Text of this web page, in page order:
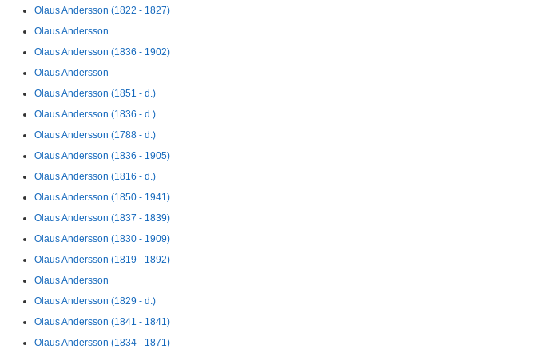
Olaus Andersson (1822 - 1827)
Olaus Andersson
Olaus Andersson (1836 - 1902)
Olaus Andersson
Olaus Andersson (1851 - d.)
Olaus Andersson (1836 - d.)
Olaus Andersson (1788 - d.)
Olaus Andersson (1836 - 1905)
Olaus Andersson (1816 - d.)
Olaus Andersson (1850 - 1941)
Olaus Andersson (1837 - 1839)
Olaus Andersson (1830 - 1909)
Olaus Andersson (1819 - 1892)
Olaus Andersson
Olaus Andersson (1829 - d.)
Olaus Andersson (1841 - 1841)
Olaus Andersson (1834 - 1871)